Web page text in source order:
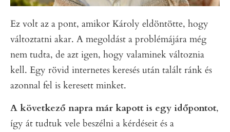
Ez volt az a pont, amikor Károly eldöntötte, hogy
változtatni akar. A megoldást a problémájára még
nem tudta, de azt igen, hogy valaminek változnia
kell. Egy rövid internetes keresés után talált ránk és
azonnal fel is keresett minket.
A következő napra már kapott is egy időpontot,
így át tudtuk vele beszélni a kérdéseit és a